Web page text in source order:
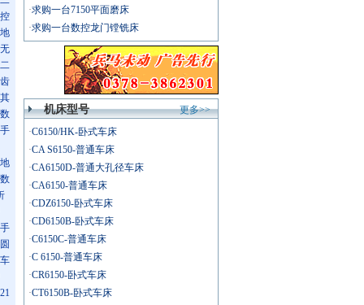
二
·求购一台7150平面磨床
·求购一台数控龙门镗铣床
机床型号
更多>>
·C6150/HK-卧式车床
·CA S6150-普通车床
·CA6150D-普通大孔径车床
·CA6150-普通车床
·CDZ6150-卧式车床
·CD6150B-卧式车床
·C6150C-普通车床
·C 6150-普通车床
·CR6150-卧式车床
·CT6150B-卧式车床